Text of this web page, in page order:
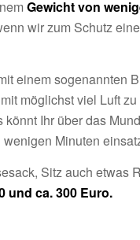
Gewicht von
wir zum Schutz
einem sogenannten
möglichst viel Luft
Ihr über das
Minuten
Sitz auch etwas
und ca. 300 Euro.